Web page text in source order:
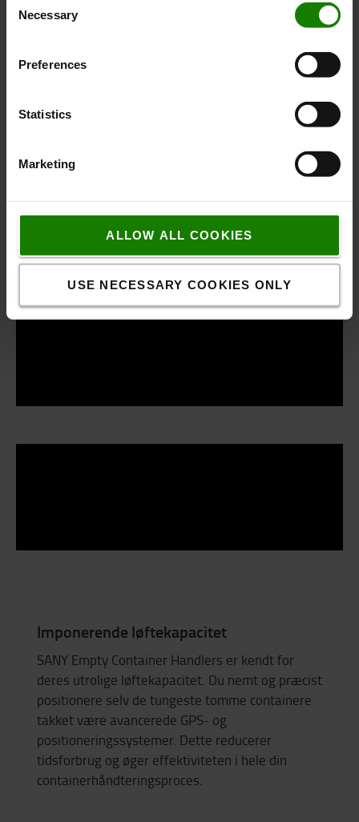
Selection
Necessary
Preferences
Statistics
Marketing
ALLOW ALL COOKIES
USE NECESSARY COOKIES ONLY
Imponerende løftekapacitet
SANY Empty Container Handlers er kendt for
deres utrolige løftekapacitet. Du nemt og præcist
positionere selv de tungeste tomme containere
takket være avancerede GPS- og
positioneringssystemer. Dette reducerer
tidsforbrug og øger effektiviteten i hele din
containerhåndteringsproces.